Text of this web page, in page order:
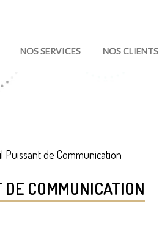
NOS SERVICES NOS CLIENTS
Puissant de Communication
COMMUNICATION